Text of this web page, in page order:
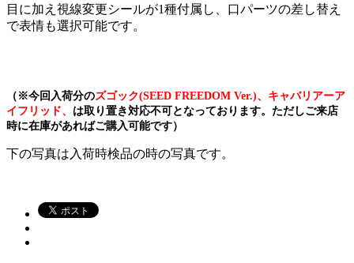
目に加え視線変更シールが1種付属し、口パーツの差し替え
で表情も選択可能です。
（※今回入荷分のズゴック(SEED FREEDOM Ver.)、キャバリアーア
イフリッド、 は取り置き対応不可となっております。ただしご来店
時に在庫があればご購入可能です）
下の写真は入荷時検品の時の写真です。